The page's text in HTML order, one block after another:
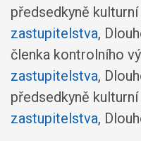
předsedkyně
zastupitelstva,
členka kontrolního
zastupitelstva,
předsedkyně
zastupitelstva,